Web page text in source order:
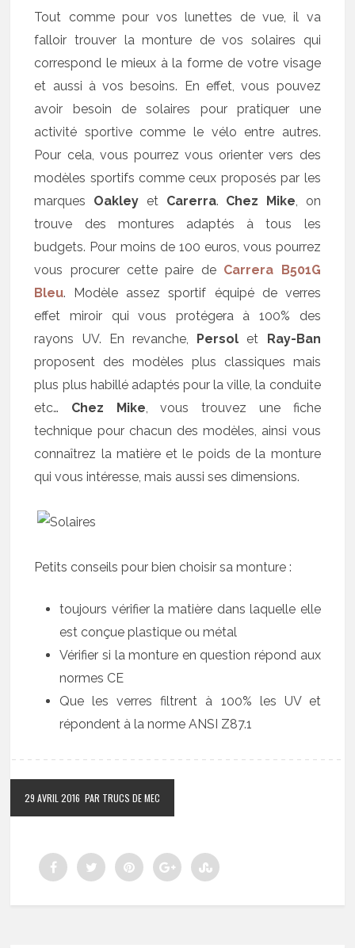
Tout comme pour vos lunettes de vue, il va
falloir trouver la monture de vos solaires qui
correspond le mieux à la forme de votre visage
et aussi à vos besoins. En effet, vous pouvez
avoir besoin de solaires pour pratiquer une
activité sportive comme le vélo entre autres.
Pour cela, vous pourrez vous orienter vers des
modèles sportifs comme ceux proposés par les
marques Oakley et Carerra. Chez Mike , on
trouve des montures adaptés à tous les
budgets. Pour moins de 100 euros, vous pourrez
vous procurer cette paire de Carrera B501G
Bleu. Modèle assez sportif équipé de verres
effet miroir qui vous protégera à 100% des
rayons UV. En revanche, Persol et Ray-Ban
proposent des modèles plus classiques mais
plus plus habillé adaptés pour la ville, la conduite
etc… Chez Mike , vous trouvez une fiche
technique pour chacun des modèles, ainsi vous
connaîtrez la matière et le poids de la monture
qui vous intéresse, mais aussi ses dimensions.
Petits conseils pour bien choisir sa monture :
toujours vérifier la matière dans laquelle elle
est conçue plastique ou métal
Vérifier si la monture en question répond aux
normes CE
Que les verres filtrent à 100% les UV et
répondent à la norme ANSI Z87.1
29 AVRIL 2016 PAR TRUCS DE MEC